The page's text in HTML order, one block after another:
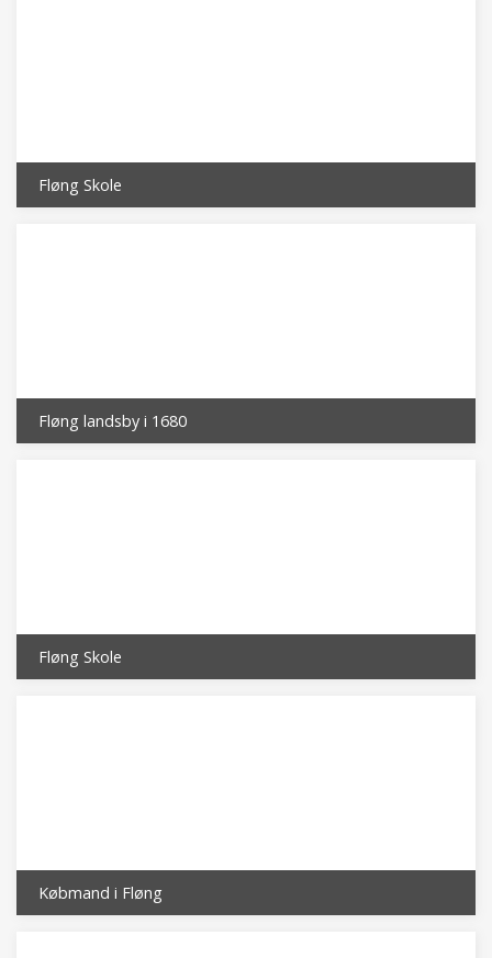
Fløng Skole
Fløng landsby i 1680
Fløng Skole
Købmand i Fløng